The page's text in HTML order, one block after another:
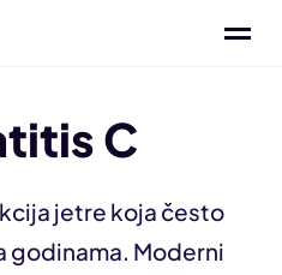
C
jetre koja često
godinama. Moderni